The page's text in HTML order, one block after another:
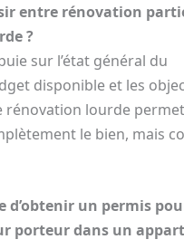
entre rénovation
?
sur l’état général du
disponible et les
rénovation lourde
le bien, mais
d’obtenir un permis
porteur dans un